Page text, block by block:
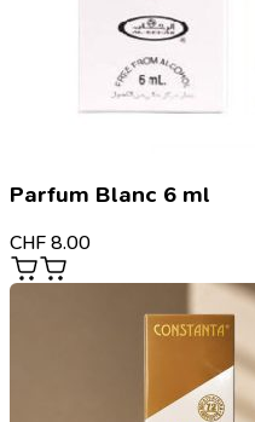
Parfum Blanc 6 ml
CHF 8.00